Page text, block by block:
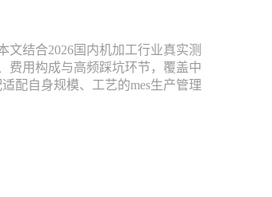
文结合2026国内机加工行业真实测
费用构成与高频踩坑环节，覆盖中
配自身规模、工艺的mes生产管理